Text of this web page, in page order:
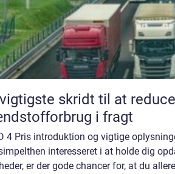
skridt til at
i fragt
4 Pris introduktion og vigtige
interesseret i at holde dig
er der gode chancer for, at du